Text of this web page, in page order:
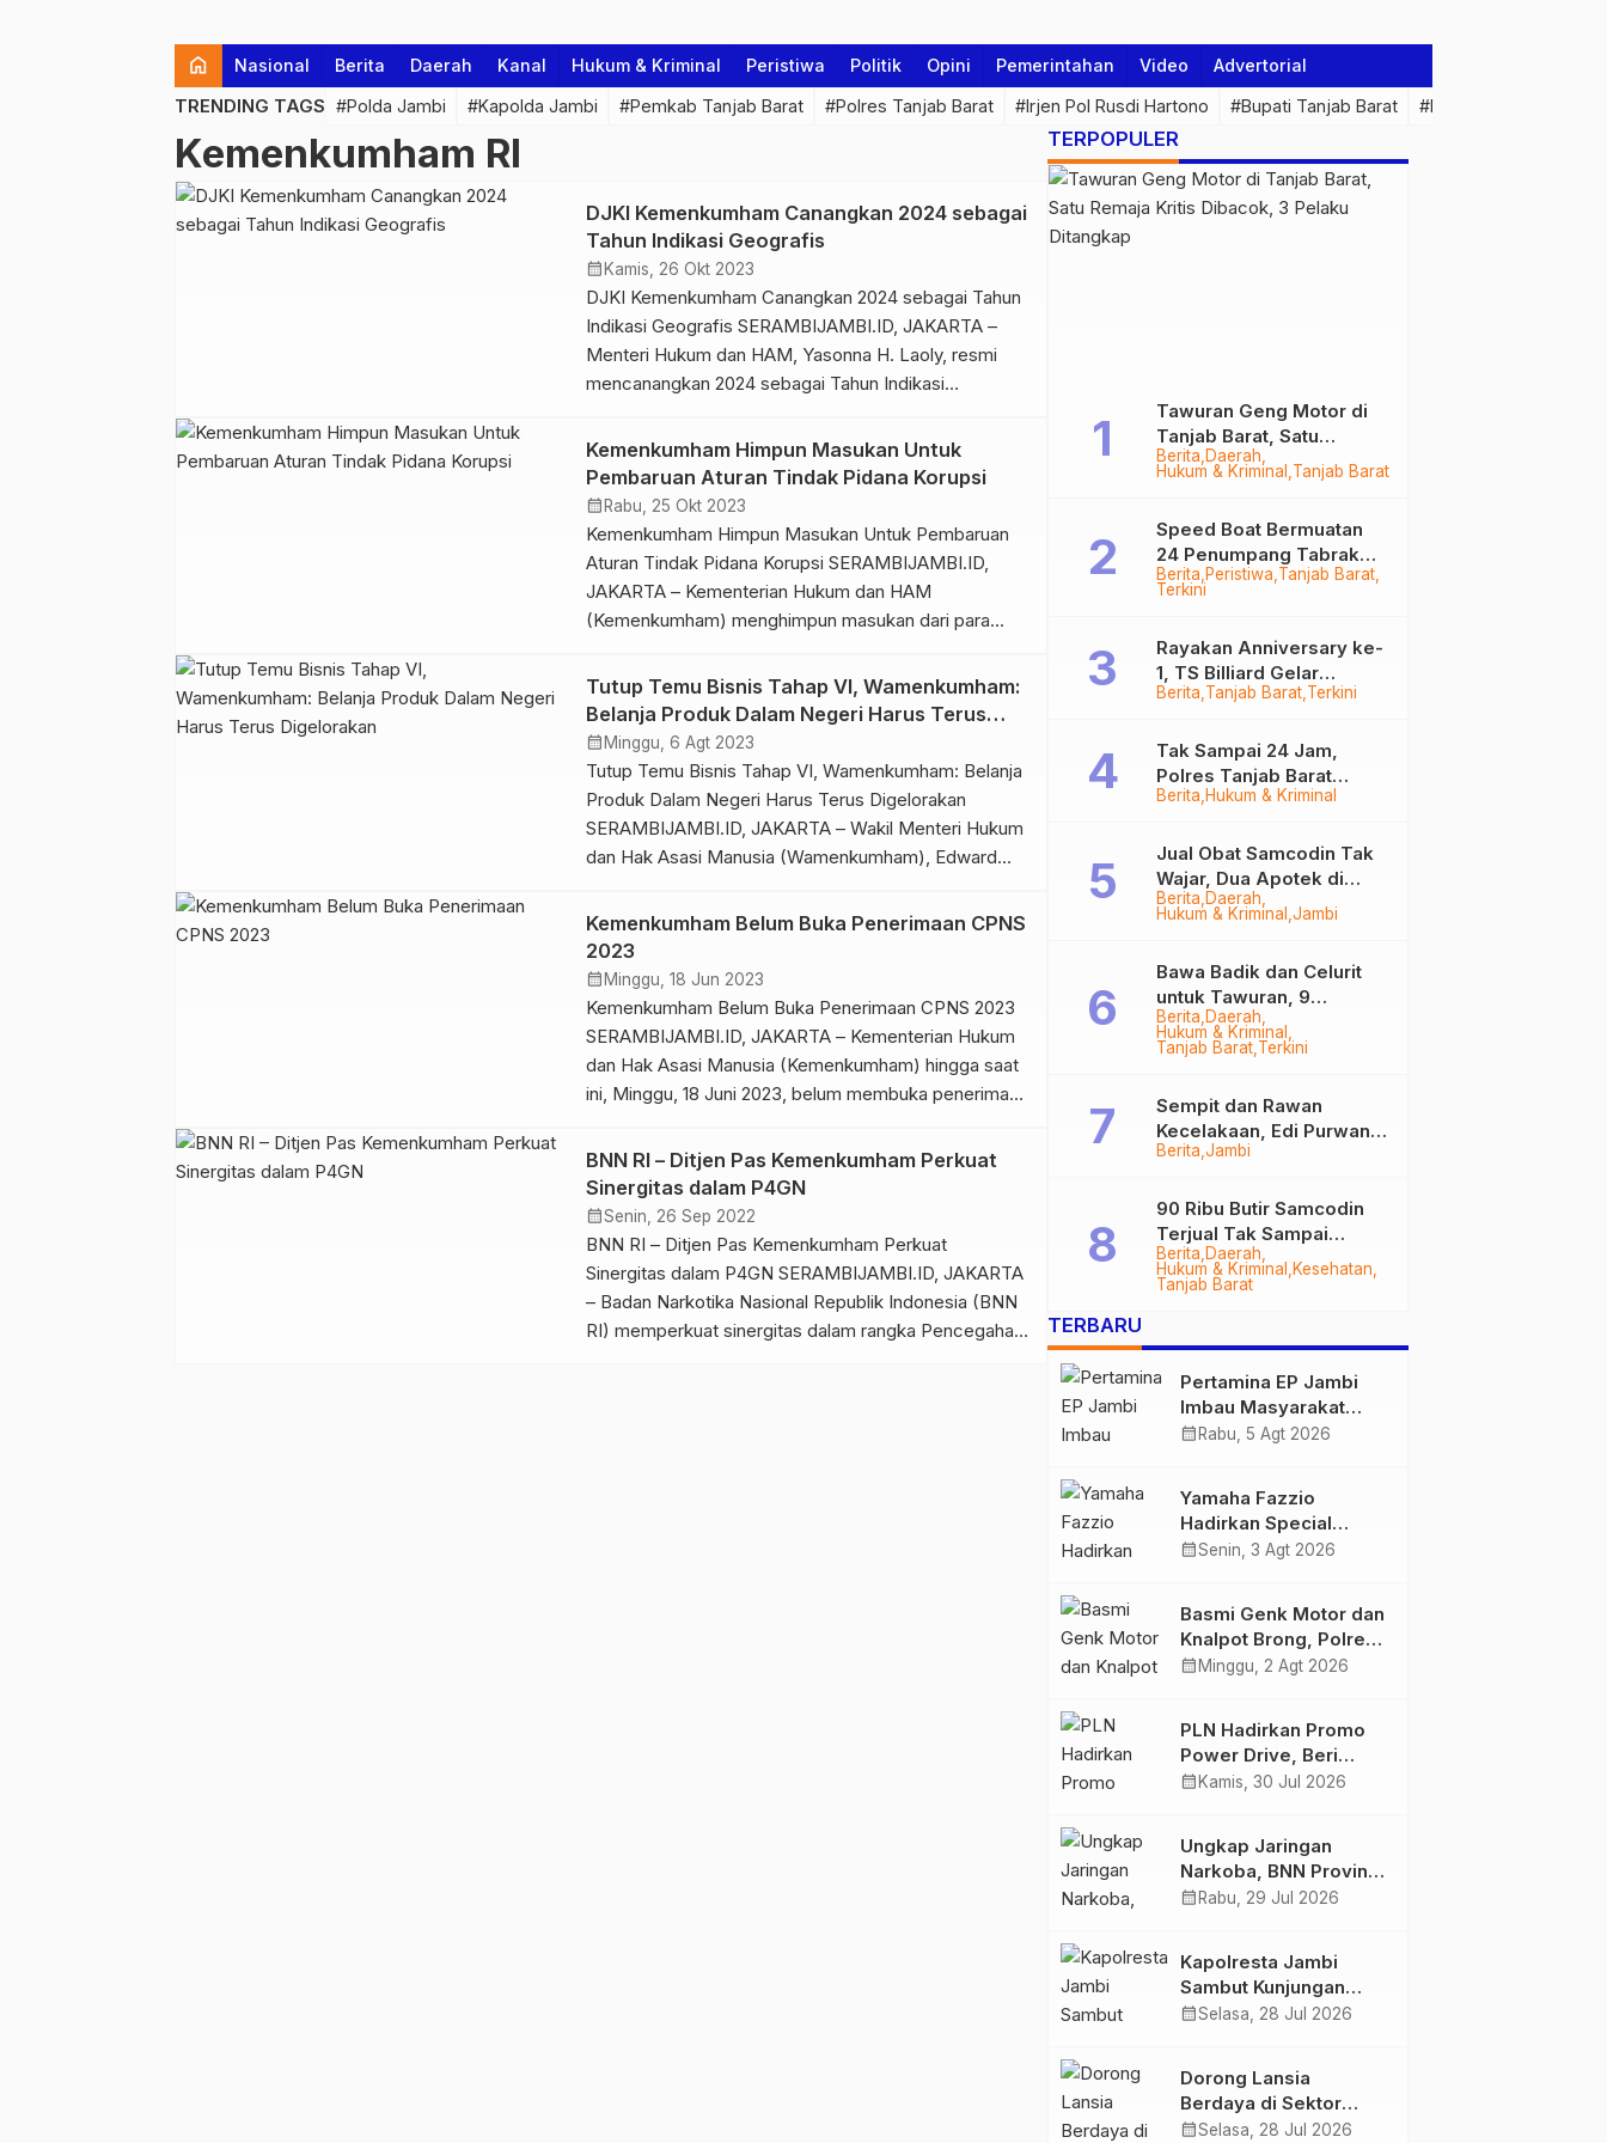
home Nasional Berita Daerah Kanal Hukum & Kriminal Peristiwa Politik Opini Pemerintahan Video Advertorial
TRENDING TAGS #Polda Jambi #Kapolda Jambi #Pemkab Tanjab Barat #Polres Tanjab Barat #Irjen Pol Rusdi Hartono #Bupati Tanjab Barat #Pemprov Jambi
Kemenkumham RI
DJKI Kemenkumham Canangkan 2024 sebagai
Tahun Indikasi Geografis
calendar_month Kamis, 26 Okt 2023
DJKI Kemenkumham Canangkan 2024 sebagai Tahun
Indikasi Geografis SERAMBIJAMBI.ID, JAKARTA –
Menteri Hukum dan HAM, Yasonna H. Laoly, resmi
mencanangkan 2024 sebagai Tahun Indikasi
Direktorat Jenderal Kekayaan Intelektual (DJKI)
Kementerian Hukum dan HAM (Kemenkumham)
mempromosikan produk unggulan daerah.
“Pencanangan ini juga sebagai upaya melindungi
produk-produk unggulan tersebut dari
penyalahgunaan atau pemalsuan, […]
Kemenkumham Himpun Masukan Untuk
Pembaruan Aturan Tindak Pidana Korupsi
calendar_month Rabu, 25 Okt 2023
Kemenkumham Himpun Masukan Untuk Pembaruan
Aturan Tindak Pidana Korupsi SERAMBIJAMBI.ID,
JAKARTA – Kementerian Hukum dan HAM
(Kemenkumham) menghimpun masukan dari para
perundang-undangan terkait pemberantasan tindak
pidana korupsi (tipikor) di Indonesia. Pembaruan
aturan dibutuhkan untuk merespon banyaknya
perubahan dan perkembangan di masyarakat yang
mempengaruhi penegakan hukum terhadap tipikor.
“Pengaturan mengenai pemberantasan tindak […]
Tutup Temu Bisnis Tahap VI, Wamenkumham:
Belanja Produk Dalam Negeri Harus Terus
Digelorakan
calendar_month Minggu, 6 Agt 2023
Tutup Temu Bisnis Tahap VI, Wamenkumham: Belanja
Produk Dalam Negeri Harus Terus Digelorakan
SERAMBIJAMBI.ID, JAKARTA – Wakil Menteri Hukum
dan Hak Asasi Manusia (Wamenkumham), Edward
Temu Bisnis Tahap VI di Jakarta International (JI)
Expo, Jakarta, Sabtu (05/08/2023). Wamenkumham
berpesan, meski kegiatan Temu Bisnis Tahap VI telah
usai, akan tetapi […]
Kemenkumham Belum Buka Penerimaan CPNS
2023
calendar_month Minggu, 18 Jun 2023
Kemenkumham Belum Buka Penerimaan CPNS 2023
SERAMBIJAMBI.ID, JAKARTA – Kementerian Hukum
dan Hak Asasi Manusia (Kemenkumham) hingga saat
ini, Minggu, 18 Juni 2023, belum membuka penerimaan
lingkungan Kemenkumham. Sehingga dapat
dipastikan, berita tentang pendaftaran sipir lapas
tahun 2023 untuk lulusan SMA, beserta
persyaratannya adalah tidak benar/hoax. Menurut […]
BNN RI – Ditjen Pas Kemenkumham Perkuat
Sinergitas dalam P4GN
calendar_monthSenin, 26 Sep 2022
BNN RI – Ditjen Pas Kemenkumham Perkuat
Sinergitas dalam P4GN SERAMBIJAMBI.ID, JAKARTA
– Badan Narkotika Nasional Republik Indonesia (BNN
RI) memperkuat sinergitas dalam rangka Pencegahan
TERPOPULER
Berita Daerah
Hukum & Kriminal Tanjab Barat
Tawuran Geng Motor di
Tanjab Barat, Satu
Remaja Kritis Dibacok, 3
Pelaku Ditangkap
Berita Peristiwa Tanjab Barat
Terkini
Speed Boat Bermuatan
24 Penumpang Tabrak
Togok di Kuala Tungkal,
Berita Tanjab Barat Terkini
Rayakan Anniversary ke-
1, TS Billiard Gelar
Turnamen 9 Ball
Berita Hukum & Kriminal
Tak Sampai 24 Jam,
Polres Tanjab Barat
Ringkus Komplotan
Tungkal
Berita Daerah
Hukum & Kriminal Jambi
Jual Obat Samcodin Tak
Wajar, Dua Apotek di
Tanjab Barat Disegel
Berita Daerah
Hukum & Kriminal
Tanjab Barat Terkini
Bawa Badik dan Celurit
untuk Tawuran, 9
Anggota Geng Motor di
Tanjab Barat Diringkus
Berita Jambi
Sempit dan Rawan
Kecelakaan, Edi Purwanto
Targetkan Jalan Lintas
2028
Berita Daerah
Hukum & Kriminal
Kesehatan
Tanjab Barat
90 Ribu Butir Samcodin
Terjual Tak Sampai
Setahun, Indra Safari
Desak Audit Menyeluruh
TERBARU
Pertamina EP Jambi
Imbau Masyarakat
Tidak Beraktivitas di
Bersama
calendar_month Rabu, 5 Agt 2026
Yamaha Fazzio
Hadirkan Special
Edition Sunset Blue,
Semakin Skena
calendar_monthSenin, 3 Agt 2026
Basmi Genk Motor dan
Knalpot Brong, Polres
Tanjab Barat Amankan
calendar_month Minggu, 2 Agt 2026
PLN Hadirkan Promo
Power Drive, Beri
Diskon Tambah Daya
calendar_month Kamis, 30 Jul 2026
Ungkap Jaringan
Narkoba, BNN Provinsi
Jambi dan Bea Cukai
Butir Ekstasi dan 146
Gram Sabu
calendar_month Rabu, 29 Jul 2026
Kapolresta Jambi
Sambut Kunjungan
Ketua dan Pengurus
Kolaborasi
calendar_monthSelasa, 28 Jul 2026
Dorong Lansia
Berdaya di Sektor
Hijau, Pertamina EP
calendar_monthSelasa, 28 Jul 2026